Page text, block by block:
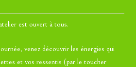
est ouvert à tous.
venez découvrir les énergies qui
et vos ressentis (par le toucher